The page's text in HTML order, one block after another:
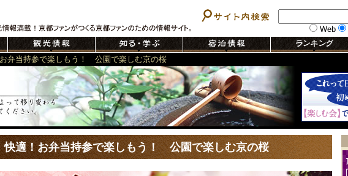
Web
弁当持参で楽しもう！ 公園で楽しむ京の桜
快適！お弁当持参で楽しもう！ 公園で楽しむ京の桜